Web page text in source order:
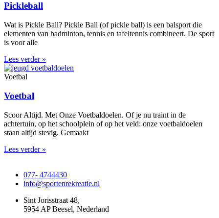
Pickleball
Wat is Pickle Ball? Pickle Ball (of pickle ball) is een balsport die
elementen van badminton, tennis en tafeltennis combineert. De sport
is voor alle
Lees verder »
Voetbal
Voetbal
Scoor Altijd. Met Onze Voetbaldoelen. Of je nu traint in de
achtertuin, op het schoolplein of op het veld: onze voetbaldoelen
staan altijd stevig. Gemaakt
Lees verder »
077- 4744430
info@sportenrekreatie.nl
Sint Jorisstraat 48,
5954 AP Beesel, Nederland